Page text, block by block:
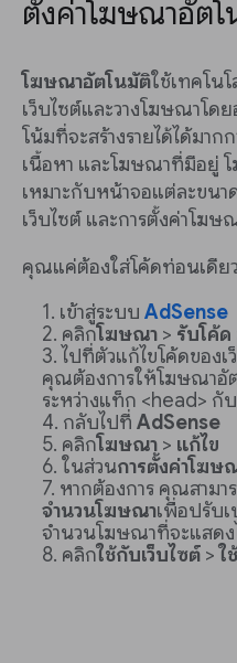
ตั้งค่าโฆษณาอัต
โฆษณาอัตโนมัติใช้เทคโน
เว็บไซต์และวางโฆษณาโ
โน้มที่จะสร้างรายได้ได้มาก
เนื้อหา และโฆษณาที่มีอยู่
เหมาะกับหน้าจอแต่ละขน
เว็บไซต์ และการตั้งค่าโฆ
คุณแค่ต้องใส่โค้ดท่อนเดีย
เข้าสู่ระบบ AdSense
คลิกโฆษณา > รับโค้ด
ไปที่ตัวแก้ไขโค้ดของ
คุณต้องการให้โฆษณาอั
ระหว่างแท็ก <head> กั
กลับไปที่ AdSense
คลิกโฆษณา > แก้ไข
ในส่วนการตั้งค่าโฆษ
หากต้องการ คุณสามา
จำนวนโฆษณาเพื่อปรับ
จำนวนโฆษณาที่จะแสดง
คลิกใช้กับเว็บไซต์ >ใ